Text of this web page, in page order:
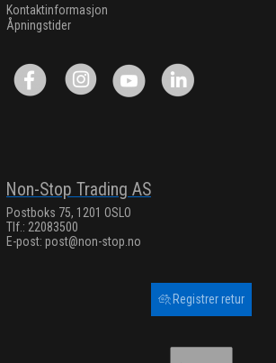
Kontaktinformasjon
Åpningstider
Non-Stop Trading AS
Postboks 75, 1201 OSLO
Tlf.: 22083500
E-post: post@non-stop.no
Registrer retur